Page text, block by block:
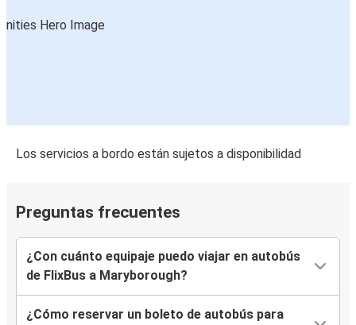
Los servicios a bordo están sujetos a disponibilidad
Preguntas frecuentes
¿Con cuánto equipaje puedo viajar en autobús
de FlixBus a Maryborough?
¿Cómo reservar un boleto de autobús para